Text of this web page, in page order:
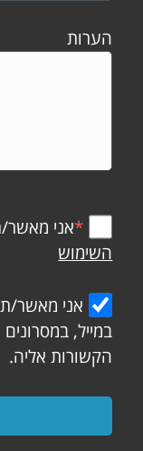
הערות
*אני
השימוש
אני מאשר/
במייל,
הקשורות אליה.